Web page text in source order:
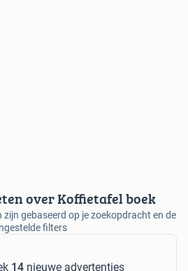
over Koffietafel boek
gebaseerd op je zoekopdracht en de
filters
14 nieuwe advertenties